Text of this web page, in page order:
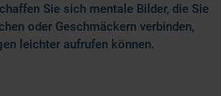
Sie sich mentale Bilder, die Sie
oder Geschmäckern verbinden,
leichter aufrufen können.